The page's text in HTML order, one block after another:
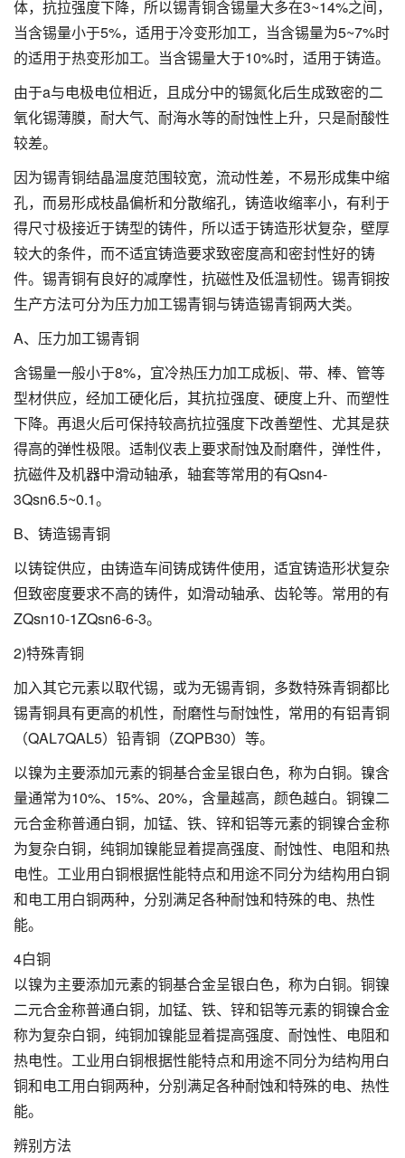
体，抗拉强度下降，所以锡青铜含锡量大多在3~14%之间，
当含锡量小于5%，适用于冷变形加工，当含锡量为5~7%时
的适用于热变形加工。当含锡量大于10%时，适用于铸造。
由于a与电极电位相近，且成分中的锡氮化后生成致密的二
氧化锡薄膜，耐大气、耐海水等的耐蚀性上升，只是耐酸性
较差。
因为锡青铜结晶温度范围较宽，流动性差，不易形成集中缩
孔，而易形成枝晶偏析和分散缩孔，铸造收缩率小，有利于
得尺寸极接近于铸型的铸件，所以适于铸造形状复杂，壁厚
较大的条件，而不适宜铸造要求致密度高和密封性好的铸
件。锡青铜有良好的减摩性，抗磁性及低温韧性。锡青铜按
生产方法可分为压力加工锡青铜与铸造锡青铜两大类。
A、压力加工锡青铜
含锡量一般小于8%，宜冷热压力加工成板|、带、棒、管等
型材供应，经加工硬化后，其抗拉强度、硬度上升、而塑性
下降。再退火后可保持较高抗拉强度下改善塑性、尤其是获
得高的弹性极限。适制仪表上要求耐蚀及耐磨件，弹性件，
抗磁件及机器中滑动轴承，轴套等常用的有Qsn4-
3Qsn6.5~0.1。
B、铸造锡青铜
以铸锭供应，由铸造车间铸成铸件使用，适宜铸造形状复杂
但致密度要求不高的铸件，如滑动轴承、齿轮等。常用的有
ZQsn10-1ZQsn6-6-3。
2)特殊青铜
加入其它元素以取代锡，或为无锡青铜，多数特殊青铜都比
锡青铜具有更高的机性，耐磨性与耐蚀性，常用的有铝青铜
（QAL7QAL5）铅青铜（ZQPB30）等。
以镍为主要添加元素的铜基合金呈银白色，称为白铜。镍含
量通常为10%、15%、20%，含量越高，颜色越白。铜镍二
元合金称普通白铜，加锰、铁、锌和铝等元素的铜镍合金称
为复杂白铜，纯铜加镍能显着提高强度、耐蚀性、电阻和热
电性。工业用白铜根据性能特点和用途不同分为结构用白铜
和电工用白铜两种，分别满足各种耐蚀和特殊的电、热性
能。
4白铜
以镍为主要添加元素的铜基合金呈银白色，称为白铜。铜镍
二元合金称普通白铜，加锰、铁、锌和铝等元素的铜镍合金
称为复杂白铜，纯铜加镍能显着提高强度、耐蚀性、电阻和
热电性。工业用白铜根据性能特点和用途不同分为结构用白
铜和电工用白铜两种，分别满足各种耐蚀和特殊的电、热性
能。
辨别方法